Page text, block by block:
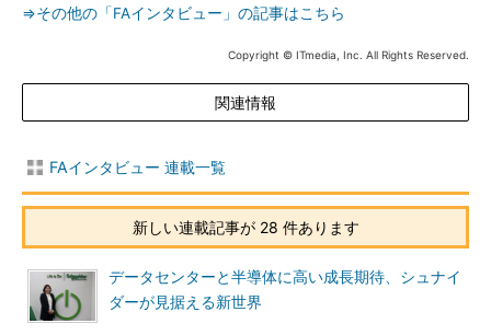
⇒その他の「FAインタビュー」の記事はこちら
Copyright © ITmedia, Inc. All Rights Reserved.
関連情報
FAインタビュー 連載一覧
新しい連載記事が 28 件あります
データセンターと半導体に高い成長期待、シュナイ
ダーが見据える新世界